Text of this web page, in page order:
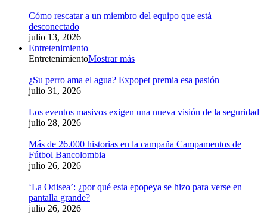
Cómo rescatar a un miembro del equipo que está
desconectado
julio 13, 2026
Entretenimiento
EntretenimientoMostrar más
¿Su perro ama el agua? Expopet premia esa pasión
julio 31, 2026
Los eventos masivos exigen una nueva visión de la seguridad
julio 28, 2026
Más de 26.000 historias en la campaña Campamentos de
Fútbol Bancolombia
julio 26, 2026
‘La Odisea’: ¿por qué esta epopeya se hizo para verse en
pantalla grande?
julio 26, 2026